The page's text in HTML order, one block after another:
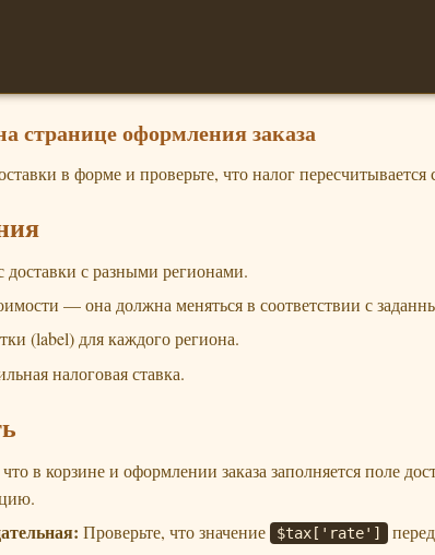
странице оформления заказа
в форме и проверьте, что налог
доставки с разными регионами.
— она должна меняться в соответствии с
(label) для каждого региона.
налоговая ставка.
в корзине и оформлении заказа заполняется поле
Проверьте, что значение $tax['rate']